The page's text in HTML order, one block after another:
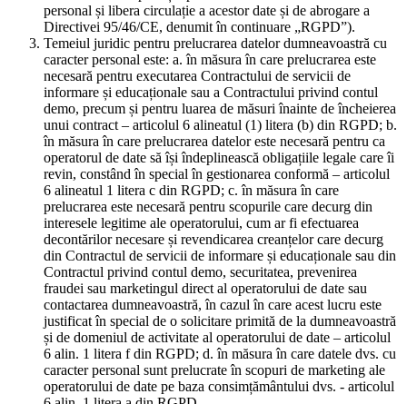
personal și libera circulație a acestor date și de abrogare a
Directivei 95/46/CE, denumit în continuare „RGPD”).
Temeiul juridic pentru prelucrarea datelor dumneavoastră cu
caracter personal este: a. în măsura în care prelucrarea este
necesară pentru executarea Contractului de servicii de
informare și educaționale sau a Contractului privind contul
demo, precum și pentru luarea de măsuri înainte de încheierea
unui contract – articolul 6 alineatul (1) litera (b) din RGPD; b.
în măsura în care prelucrarea datelor este necesară pentru ca
operatorul de date să își îndeplinească obligațiile legale care îi
revin, constând în special în gestionarea conformă – articolul
6 alineatul 1 litera c din RGPD; c. în măsura în care
prelucrarea este necesară pentru scopurile care decurg din
interesele legitime ale operatorului, cum ar fi efectuarea
decontărilor necesare și revendicarea creanțelor care decurg
din Contractul de servicii de informare și educaționale sau din
Contractul privind contul demo, securitatea, prevenirea
fraudei sau marketingul direct al operatorului de date sau
contactarea dumneavoastră, în cazul în care acest lucru este
justificat în special de o solicitare primită de la dumneavoastră
și de domeniul de activitate al operatorului de date – articolul
6 alin. 1 litera f din RGPD; d. în măsura în care datele dvs. cu
caracter personal sunt prelucrate în scopuri de marketing ale
operatorului de date pe baza consimțământului dvs. - articolul